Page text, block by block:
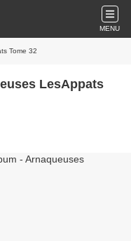
MENU
Tome 32
LesAppats